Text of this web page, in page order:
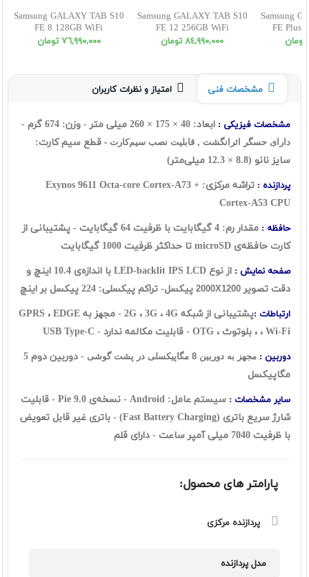
Samsung GALAXY TAB S10
FE 8 128GB WiFi
٧٦,٩٩٠,٠٠٠ تومان
Samsung GALAXY TAB S10
FE 12 256GB WiFi
٨٤,٩٩٠,٠٠٠ تومان
Samsung
FE Plus
مشخصات فنی امتیاز و نظرات کاربران
مشخصات فیزیکی : ابعاد: 40 × 175 × 260 میلی متر - وزن: 674 گرم -
دارای حسگر اثرانگشت , قابلیت نصب سیم‌کارت - قطع سیم کارت:
سایز نانو (8.8 × 12.3 میلی‌متر)
پردازنده : تراشه مرکزی: Exynos 9611 Octa-core Cortex-A73 +
Cortex-A53 CPU
حافظه :
مقدار رم: 4 گیگابایت با ظرفیت 64 گیگابایت - پشتیبانی از
کارت حافظه‌ی microSD تا حداکثر ظرفیت 1000 گیگابایت
صفحه نمایش :
از نوع LED-backlit IPS LCD با اندازه‌ی 10.4 اینچ و
دقت تصویر 2000X1200 پیکسل- تراکم پیکسلی: 224 پیکسل بر اینچ
ارتباطات :
پشتیبانی از شبکه 2G ، 3G ، 4G - مجهز به GPRS ، EDGE
، Wi-Fi ، بلوتوث ، OTG - قابلیت مکالمه ندارد -
USB Type-C
دوربین : مجهز به دوربین 8 مگاپیکسلی در پشت گوشی
- دوربین دوم 5
مگاپیکسل
سایر مشخصات :
سیستم عامل: Android - نسخه‌ی 9.0 Pie - قابلیت
شارژ سریع باتری (Fast Battery Charging) - باتری غیر قابل تعویض
با ظرفیت 7040 میلی آمپر ساعت - دارای قلم
پارامتر های محصول:
پردازنده مرکزی
مدل پردازنده